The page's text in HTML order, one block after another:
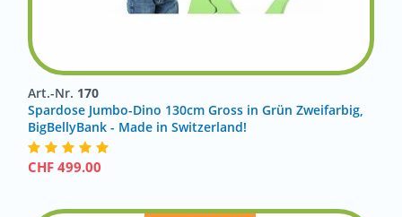
Art.-Nr. 170
Spardose Jumbo-Dino 130cm Gross in Grün Zweifarbig,
BigBellyBank - Made in Switzerland!
CHF 499.00